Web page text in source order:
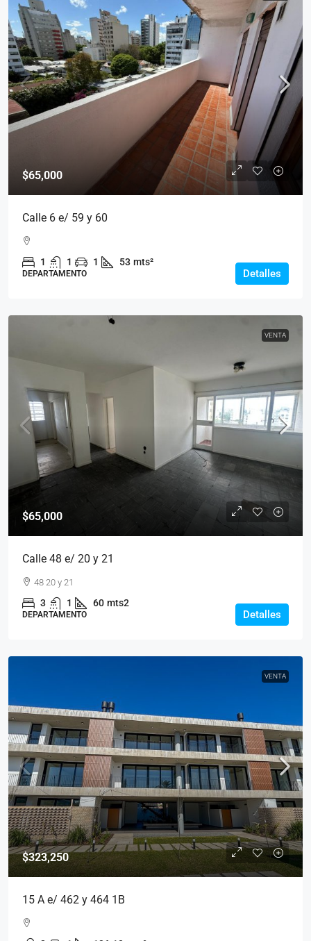
$65,000
Calle 6 e/ 59 y 60
1 1 1 53 mts²
DEPARTAMENTO Detalles
VENTA
$65,000
Calle 48 e/ 20 y 21
48 20 y 21
3 1 60 mts2
DEPARTAMENTO Detalles
VENTA
$323,250
15 A e/ 462 y 464 1B